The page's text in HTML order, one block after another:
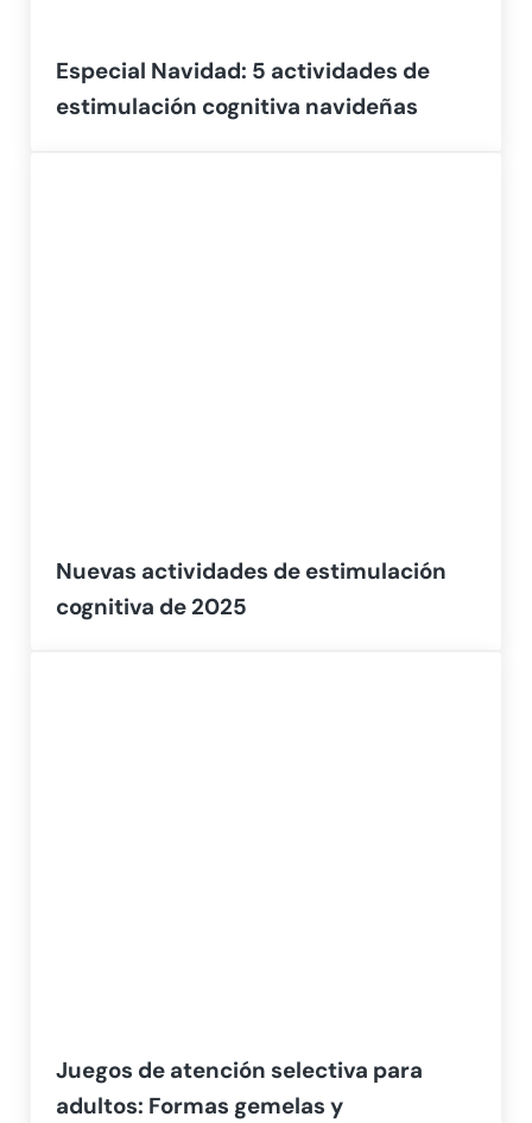
Especial Navidad: 5 actividades de
estimulación cognitiva navideñas
Nuevas actividades de estimulación
cognitiva de 2025
Juegos de atención selectiva para
adultos: Formas gemelas y